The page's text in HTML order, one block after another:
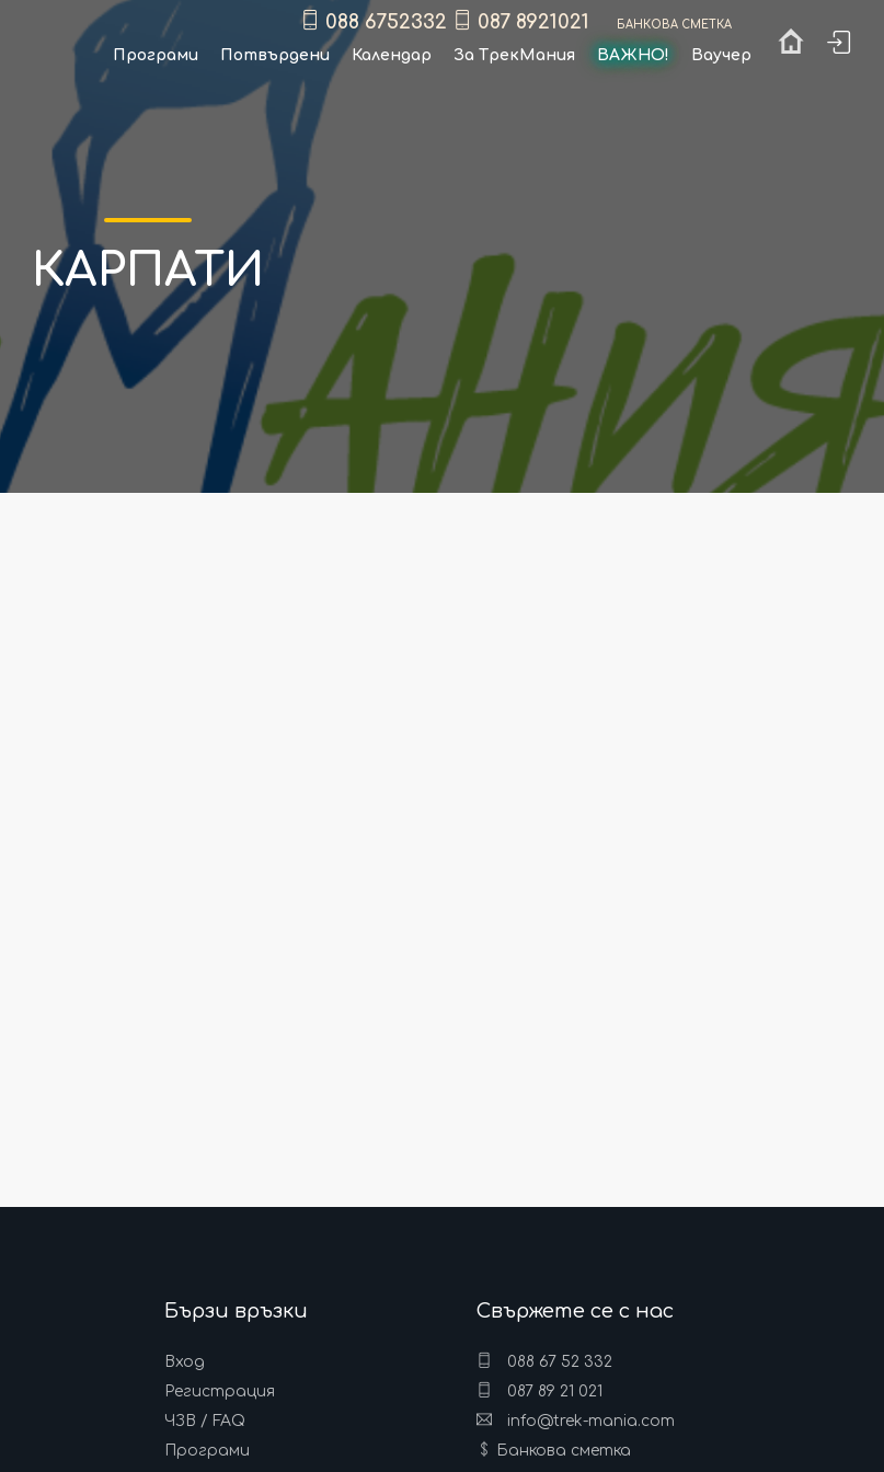
КАРПАТИ
Бързи връзки
Вход
Регистрация
ЧЗВ / FAQ
Програми
Свържете се с нас
088 67 52 332
087 89 21 021
info@trek-mania.com
Банкова сметка
088 6752332 087 8921021 Банкова сметка
Програми Потвърдени Календар За ТрекМания ВАЖНО! Ваучер